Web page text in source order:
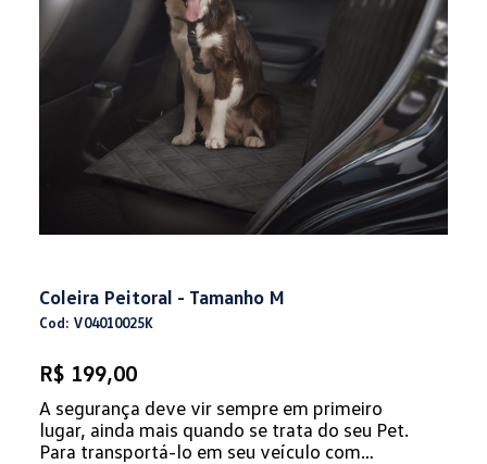
Coleira Peitoral - Tamanho M
Cod: V04010025K
R$ 199,00
A segurança deve vir sempre em primeiro
lugar, ainda mais quando se trata do seu Pet.
Para transportá-lo em seu veículo com